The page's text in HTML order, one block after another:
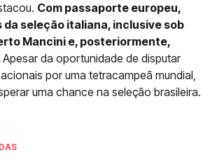
Com passaporte europeu,
seleção italiana, inclusive sob
Mancini e, posteriormente,
Apesar da oportunidade de disputar
por uma tetracampeã mundial,
uma chance na seleção brasileira.